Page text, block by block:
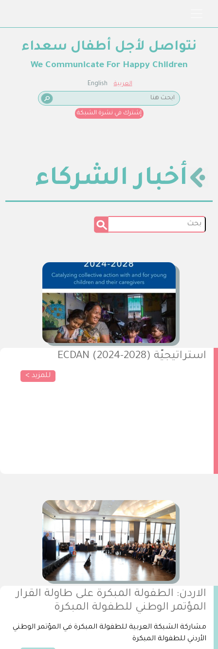
نتواصل لأجل أطفال سعداء
We Communicate For Happy Children
English العربية
إشترك في نشرة الشبكة
أخبار الشركاء
استراتيجيّة ECDAN (2024-2028)
للمزيد >
الاردن: الطفولة المبكرة على طاولة القرار
المؤتمر الوطني للطفولة المبكرة
مشاركة الشبكة العربية للطفولة المبكرة في المؤتمر الوطني
الأردني للطفولة المبكرة